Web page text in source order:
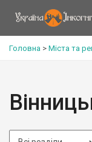
Головна > Міста та